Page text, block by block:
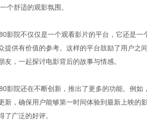
个舒适的观影氛围。
影院不仅仅是一个观看影片的平台，它还是
提供有价值的参考。这样的平台鼓励了用户之
友，一起探讨电影背后的故事与情感。
影院还在不断创新，推出了更多的功能。例
新，确保用户能够第一时间体验到最新上映
了广泛的好评。